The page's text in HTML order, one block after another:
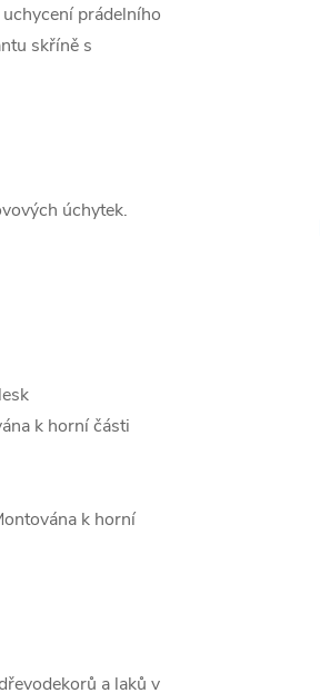
prádelního
skříně s
úchytek.
k horní části
k horní
a laků v